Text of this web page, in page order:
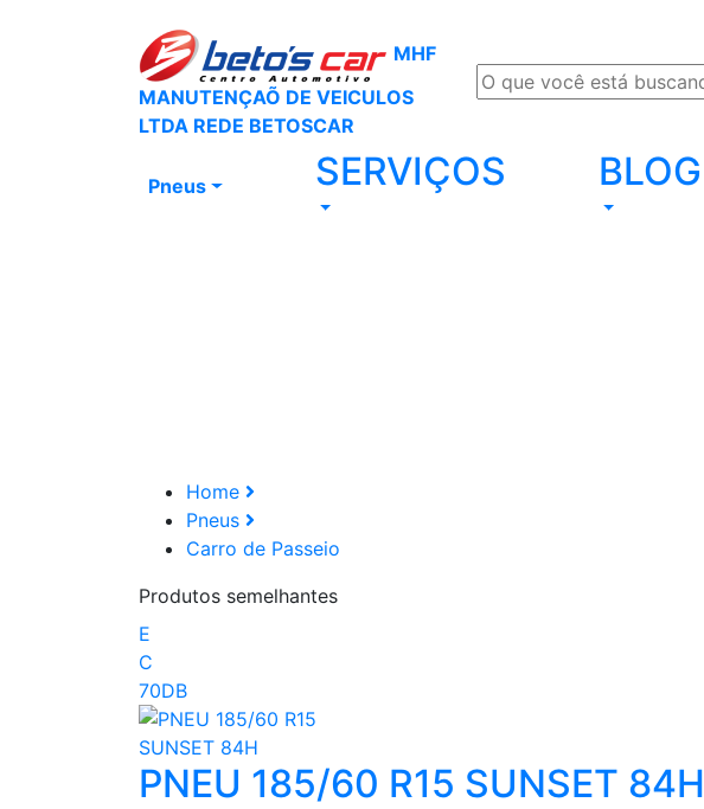
MHF
MANUTENÇAÕ DE VEICULOS
LTDA REDE BETOSCAR
Pneus SERVIÇOS BLOG
Home
Pneus
Carro de Passeio
Produtos semelhantes
E
C
70DB
PNEU 185/60 R15 SUNSET 84H